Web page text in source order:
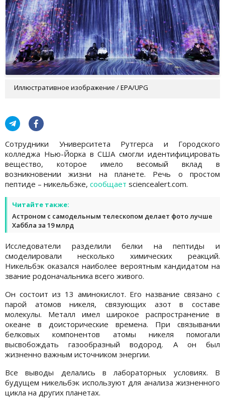
Иллюстративное изображение / EPA/UPG
Сотрудники Университета Рутгерса и Городского
колледжа Нью-Йорка в США смогли идентифицировать
вещество, которое имело весомый вклад в
возникновении жизни на планете. Речь о простом
пептиде – никельбэке, сообщает sciencealert.com.
Читайте также:
Астроном с самодельным телескопом делает фото лучше
Хаббла за 19 млрд
Исследователи разделили белки на пептиды и
смоделировали несколько химических реакций.
Никельбэк оказался наиболее вероятным кандидатом на
звание родоначальника всего живого.
Он состоит из 13 аминокислот. Его название связано с
парой атомов никеля, связующих азот в составе
молекулы. Металл имел широкое распространение в
океане в доисторические времена. При связывании
белковых компонентов атомы никеля помогали
высвобождать газообразный водород. А он был
жизненно важным источником энергии.
Все выводы делались в лабораторных условиях. В
будущем никельбэк используют для анализа жизненного
цикла на других планетах.